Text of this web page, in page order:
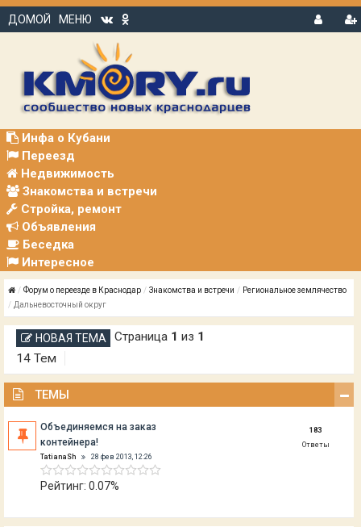
ДОМОЙ
МЕНЮ
В
Р
Инфа о Кубани
Переезд
Недвижимость
Знакомства и встречи
Стройка, ремонт
Объявления
Беседка
Интересное
Форум о переезде в Краснодар Знакомства и встречи
Региональное землячество
Дальневосточный округ
НОВАЯ ТЕМА
14 Тем
Страница 1 из 1
ТЕМЫ
Объединяемся на заказ
контейнера!
TatianaSh 28 фев 2013, 12:26
Рейтинг: 0.07%
183
Ответы